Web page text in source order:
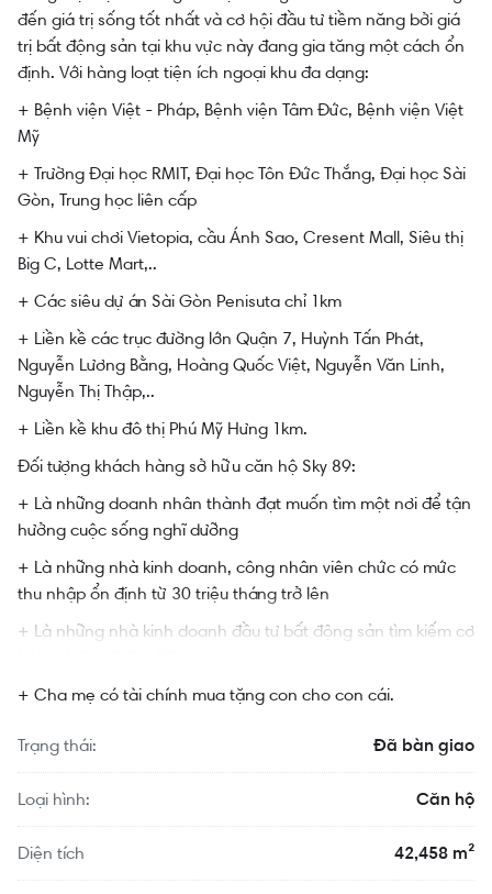
đến giá trị sống tốt nhất và cơ hội đầu tư tiềm năng bởi giá
trị bất động sản tại khu vực này đang gia tăng một cách ổn
định. Với hàng loạt tiện ích ngoại khu đa dạng:
+ Bệnh viện Việt - Pháp, Bệnh viện Tâm Đức, Bệnh viện Việt
Mỹ
+ Trường Đại học RMIT, Đại học Tôn Đức Thắng, Đại học Sài
Gòn, Trung học liên cấp
+ Khu vui chơi Vietopia, cầu Ánh Sao, Cresent Mall, Siêu thị
Big C, Lotte Mart,..
+ Các siêu dự án Sài Gòn Penisuta chỉ 1km
+ Liền kề các trục đường lớn Quận 7, Huỳnh Tấn Phát,
Nguyễn Lương Bằng, Hoàng Quốc Việt, Nguyễn Văn Linh,
Nguyễn Thị Thập,..
+ Liền kề khu đô thị Phú Mỹ Hưng 1km.
Đối tượng khách hàng sở hữu căn hộ Sky 89:
+ Là những doanh nhân thành đạt muốn tìm một nơi để tận
hưởng cuộc sống nghĩ dưỡng
+ Là những nhà kinh doanh, công nhân viên chức có mức
thu nhập ổn định từ 30 triệu tháng trở lên
+ Là những nhà kinh doanh đầu tư bất động sản tìm kiếm cơ
+ Cha mẹ có tài chính mua tặng con cho con cái.
Trạng thái: Đã bàn giao
Loại hình: Căn hộ
Diện tích 42,458 m²